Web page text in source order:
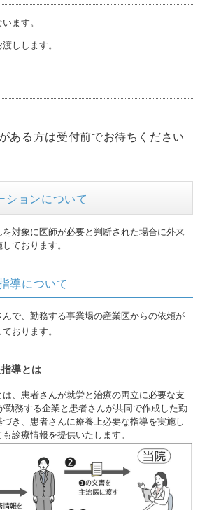
ます。
しします。
ある方は受付前でお待ちください
ションについて
対象に医師が必要と判断された場合に外来
ております。
導について
で、勤務する事業場の産業医からの依頼が
おります。
導とは
、患者さんが就労と治療の両立に必要な支
勤務する企業と患者さんが共同で作成した勤
き、患者さんに療養上必要な指導を実施し
診療情報を提供いたします。